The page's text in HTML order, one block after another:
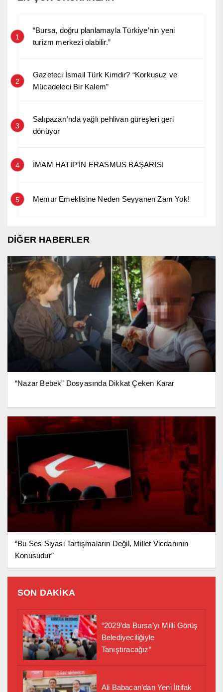
1
“Bursa, doğru planlamayla Türkiye’nin yeni
turizm merkezi olabilir.”
2
Gazeteci İsmail Türk Kimdir? “Korkusuz ve
Mücadeleci Bir Kalem”
3
Salıpazarı’nda yağlı pehlivan güreşleri geri
dönüyor
4 İMAM HATİP’İN ERASMUS BAŞARISI
5 Memur Emeklisine Neden Seyyanen Zam Yok!
DİĞER HABERLER
“Nazar Bebek” Dosyasında Dikkat Çeken Karar
“Bu Ses Siyasi Tartışmaların Değil, Millet Vicdanının
Konusudur”
SON DAKİKA
“2029’da Bursa’yı Milli Görüş
Belediyeciliğiyle
Tanıştıracağız”
Ali Babacan’dan Yeni İttifak